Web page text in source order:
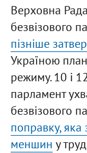
Верховна
безвізового
пізніше
Україною
режиму. 10 і
парламент
безвізового
поправку, яка
меншин у